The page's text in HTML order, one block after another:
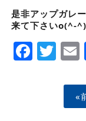
是非アップガレ
来て下さいo(^-
«